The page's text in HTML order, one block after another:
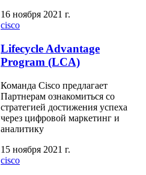
16 ноября 2021 г.
cisco
Lifecycle Advantage
Program (LCA)
Команда Cisco предлагает
Партнерам ознакомиться со
стратегией достижения успеха
через цифровой маркетинг и
аналитику
15 ноября 2021 г.
cisco